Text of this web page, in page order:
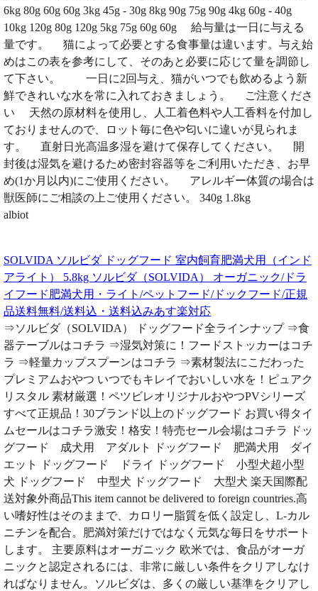
6kg 80g 60g 60g 3kg 45g - 30g 8kg 90g 75g 90g 4kg 60g - 40g
10kg 120g 80g 120g 5kg 75g 60g 60g 給与量は一日に与える
量です。 猫によって必要とする食事量は違います。与え始
めはこの表を参考にして、そのあと必要に応じて量を調節し
て下さい。 一日に2回与え、猫がいつでも飲めるよう新
鮮できれいな水を常に入れておきましょう。 ご注意くださ
い 天然の原材料を使用し、人工着色料や人工香料を付加し
ておりませんので、ロット毎に色や匂いに違いが見られま
す。 直射日光高温多湿を避けて保存してください。 開
封後は湿気を避けるため密封容器等をご利用いただき、お早
め(1か月以内)にご使用ください。 アレルギー体質の場合は
獣医師にご相談の上ご使用ください。 340g 1.8kg
albiot
SOLVIDA ソルビダ ドッグフード 室内飼育肥満犬用（インド
アライト） 5.8kg ソルビダ（SOLVIDA） オーガニック/ドラ
イフード肥満犬用・ライト/ペットフード/ドックフード/正規
品送料無料/送料込・送料込みあす楽対応
⇒ソルビダ（SOLVIDA） ドッグフード全ラインナップ ⇒食
器テーブルはコチラ ⇒湿気対策に！フードストッカーはコチ
ラ ⇒軽量カップスプーンはコチラ ⇒素材製法にこだわった
プレミアムおやつ いつでもキレイでおいしい水を！ピュアク
リスタル 素材厳選！ペツビレオリジナルおやつPVシリーズ
すべて正規品！30ブランド以上のドッグフード お買い得タイ
ムセールはコチラ激安！格安！特売セール会場はコチラ ドッ
グフード 成犬用 アダルト ドッグフード 肥満犬用 ダイ
エット ドッグフード ドライ ドッグフード 小型犬超小型
犬 ドッグフード 中型犬 ドッグフード 大型犬 楽天国際配
送対象外商品This item cannot be delivered to foreign countries.高
い嗜好性はそのままで、カロリー脂質を低く設定し、L-カル
ニチンを配合。肥満対策だけではなく元気な毎日をサポート
します。 主要原料はオーガニック 欧米では、食品がオーガ
ニックと認定されるには、非常に厳しい条件をクリアしなけ
ればなりません。ソルビダは、多くの厳しい基準をクリアし